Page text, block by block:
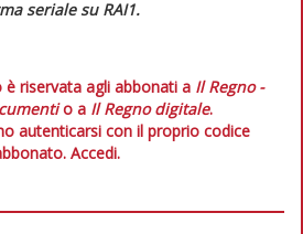
seriale su RAI1.
riservata agli abbonati a Il Regno -
o a Il Regno digitale.
autenticarsi con il proprio codice
Accedi.